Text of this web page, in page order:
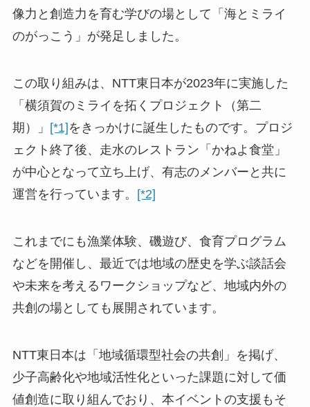
像力と創造力を育む学びの場として「海とミライ
のがっこう」が発足しました。
この取り組みは、NTT東日本が2023年に実施した
「横須賀のミライを拓くプロジェクト（第二
期）」 [*1] をきっかけに誕生したものです。プロジ
ェクト終了後、走水のレストラン「かねよ食堂」
が中心となって立ち上げ、有志のメンバーと共に
運営を行っています。
[*2]
これまでにも漁業体験、磯遊び、食育プログラム
などを開催し、最近では地域の歴史を学ぶ談話会
や未来を考えるワークショップなど、地域内外の
共創の場としても展開されています。
NTT東日本は「地域循環型社会の共創」を掲げ、
少子高齢化や地域活性化といった課題に対して価
値創造に取り組んでおり、本イベントの支援もそ